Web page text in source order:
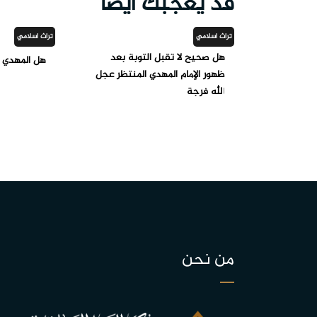
تراث اسلامي
هل صحيح لا تقبل التوبة بعد
ظهور الإمام المهدي المنتظر عجل
الله فرجة
تراث اسلامي
هل المهدي
من نحن